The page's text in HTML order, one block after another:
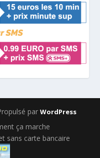
par WordPress
ça marche
sans carte bancaire